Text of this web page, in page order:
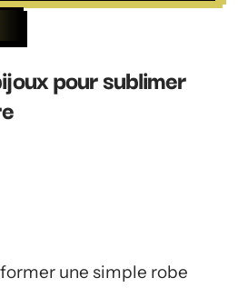
pour sublimer
une simple robe